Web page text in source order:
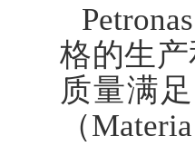
格的生
质量满
（